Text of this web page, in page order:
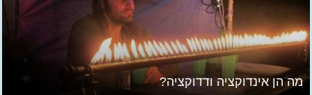
מה הן אינדוקציה ודדוקציה?